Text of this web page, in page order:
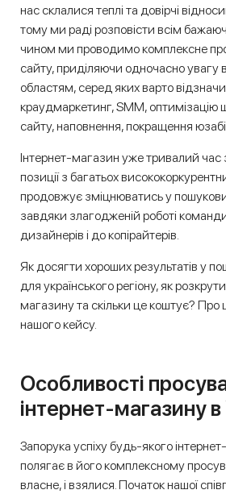
нас склалися теплі та довірчі
тому ми раді розповісти всім
чином ми проводимо комплексне
сайту, приділяючи одночасно увагу
областям, серед яких варто
краудмаркетинг, SMM, оптимізацію
сайту, наповнення, покращення
Інтернет-магазин уже тривалий час
позиції з багатьох
продовжує зміцнюватись у
завдяки злагодженій роботі
дизайнерів і до копірайтерів.
Як досягти хороших результатів у
для українського регіону, як
магазину та скільки це коштує? Про
нашого кейсу.
Особливості
інтернет-магазину в
Запорука успіху будь-якого
полягає в його комплексному
власне, і взялися. Початок нашої